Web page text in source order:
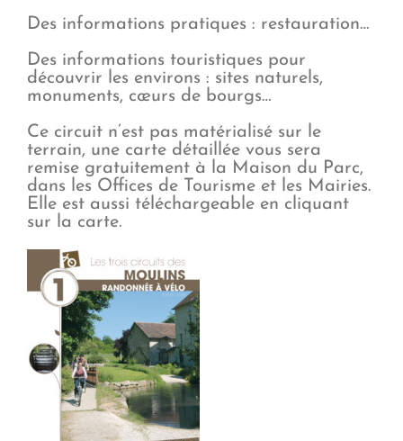
Des informations pratiques : restauration…
Des informations touristiques pour
découvrir les environs : sites naturels,
monuments, cœurs de bourgs…
Ce circuit n’est pas matérialisé sur le
terrain, une carte détaillée vous sera
remise gratuitement à la Maison du Parc,
dans les Offices de Tourisme et les Mairies.
Elle est aussi téléchargeable en cliquant
sur la carte.